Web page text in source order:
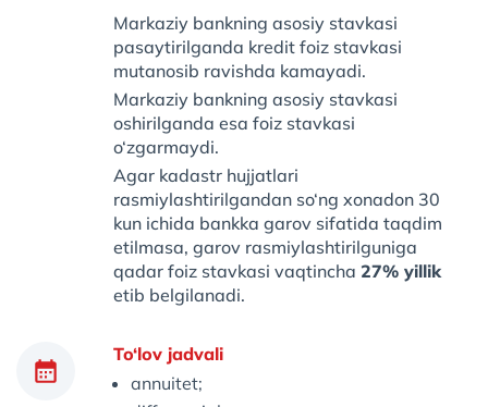
Markaziy bankning asosiy stavkasi
pasaytirilganda kredit foiz stavkasi
mutanosib ravishda kamayadi.
Markaziy bankning asosiy stavkasi
oshirilganda esa foiz stavkasi
o‘zgarmaydi.
Agar kadastr hujjatlari
rasmiylashtirilgandan so‘ng xonadon 30
kun ichida bankka garov sifatida taqdim
etilmasa, garov rasmiylashtirilguniga
qadar foiz stavkasi vaqtincha 27% yillik
etib belgilanadi.
To‘lov jadvali
annuitet;